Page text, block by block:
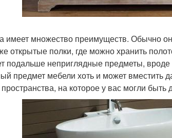
имеет множество преимуществ. Обычно
открытые полки, где можно хранить
подальше неприглядные предметы,
предмет мебели хоть и может вместить
на которое у вас могли быть